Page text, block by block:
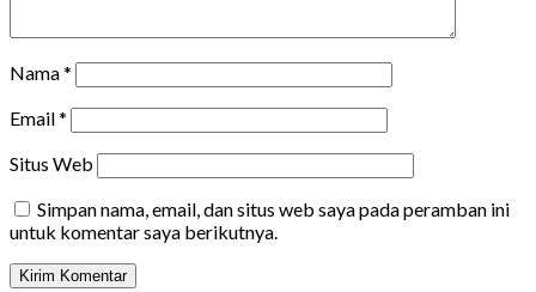
Nama*
Email*
Situs Web
Simpan nama, email, dan situs web saya pada peramban ini
untuk komentar saya berikutnya.